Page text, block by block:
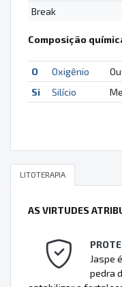
Break
Composição
O Oxigênio
Si
Silício
LITOTERAPIA
AS VIRTUDES
Jaspe
pedra